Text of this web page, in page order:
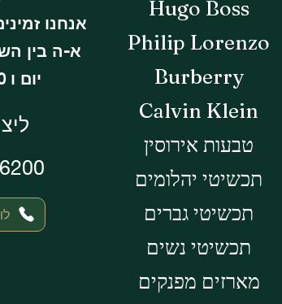
אנחנו
א-ה בין השעות
יום ו 10:30-14:30
Hugo Boss
Philip Lorenzo
Burberry
Calvin Klein
טבעות אירוסין
תכשיטי יהלומים
תכשיטי גברים
תכשיטי נשים
מארזים מפנקים